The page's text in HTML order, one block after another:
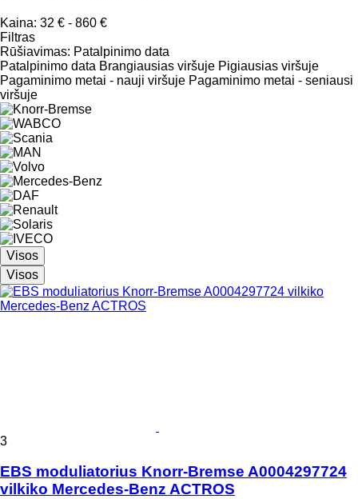
Kaina: 32 € - 860 €
Filtras
Rūšiavimas: Patalpinimo data
Patalpinimo data Brangiausias viršuje Pigiausias viršuje
Pagaminimo metai - nauji viršuje Pagaminimo metai - seniausi
viršuje
Visos
Visos
3
EBS moduliatorius Knorr-Bremse A0004297724
vilkiko Mercedes-Benz ACTROS